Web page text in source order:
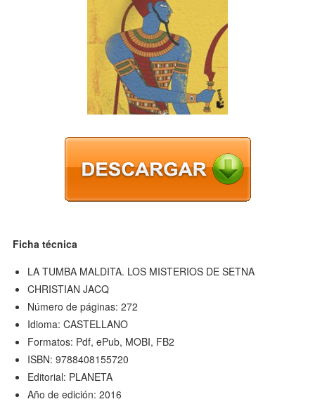
Ficha técnica
LA TUMBA MALDITA. LOS MISTERIOS DE SETNA
CHRISTIAN JACQ
Número de páginas: 272
Idioma: CASTELLANO
Formatos: Pdf, ePub, MOBI, FB2
ISBN: 9788408155720
Editorial: PLANETA
Año de edición: 2016